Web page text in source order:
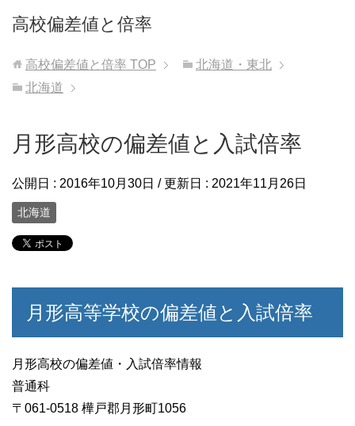
高校偏差値と倍率
高校偏差値と倍率 TOP
北海道・東北
北海道
月形高校の偏差値と入試倍率
公開日 : 2016年10月30日 / 更新日 : 2021年11月26日
北海道
月形高等学校の偏差値と入試倍率
月形高校の偏差値・入試倍率情報
普通科
〒061-0518 樺戸郡月形町1056